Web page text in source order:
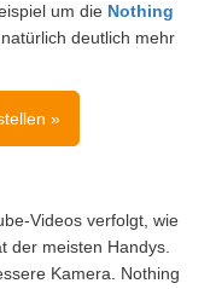
um die Nothing
deutlich mehr
»
Videos verfolgt, wie
der meisten Handys.
Kamera. Nothing